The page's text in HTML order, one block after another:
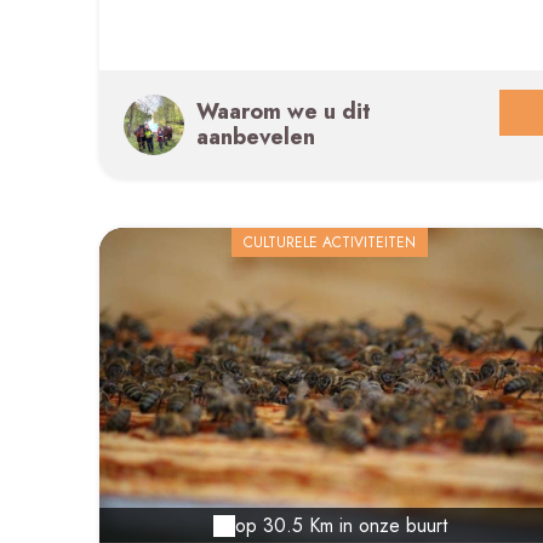
Waarom we u dit
aanbevelen
CULTURELE ACTIVITEITEN
op 30.5 Km in onze buurt